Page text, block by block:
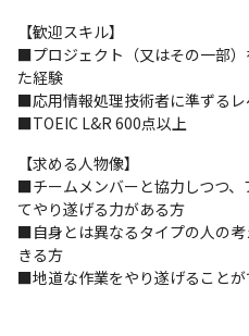
【歓迎スキル】
■プロジェクト（又はその一部
た経験
■応用情報処理技術者に準ずる
■TOEIC L&R 600点以上
【求める人物像】
■チームメンバーと協力しつつ
てやり遂げる力がある方
■自身とは異なるタイプの人の
きる方
■地道な作業をやり遂げること